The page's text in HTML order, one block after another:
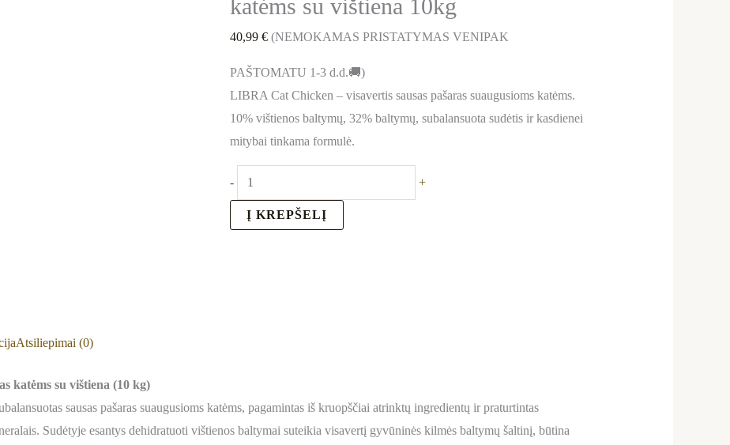
katėms su vištiena 10kg
40,99€ (NEMOKAMAS PRISTATYMAS VENIPAK
PAŠTOMATU 1-3 d.d.🚚)
LIBRA Cat Chicken – visavertis sausas pašaras suaugusioms katėms.
10% vištienos baltymų, 32% baltymų, subalansuota sudėtis ir kasdienei
mitybai tinkama formulė.
- +
Į KREPŠELĮ
Atsiliepimai (0)
katėms su vištiena (10 kg)
sausas pašaras suaugusioms katėms, pagamintas iš kruopščiai atrinktų ingredientų ir praturtintas
Sudėtyje esantys dehidratuoti vištienos baltymai suteikia visavertį gyvūninės kilmės baltymų šaltinį, būtina